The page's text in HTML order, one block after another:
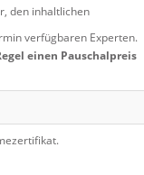
den inhaltlichen
verfügbaren Experten.
einen Pauschalpreis